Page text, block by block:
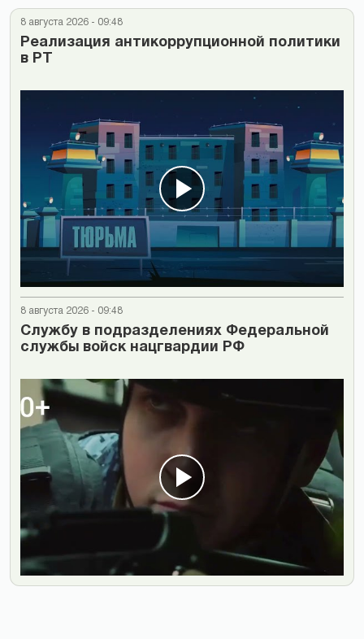
8 августа 2026 - 09:48
Реализация антикоррупционной политики
в РТ
8 августа 2026 - 09:48
Cлужбу в подразделениях Федеральной
службы войск нацгвардии РФ